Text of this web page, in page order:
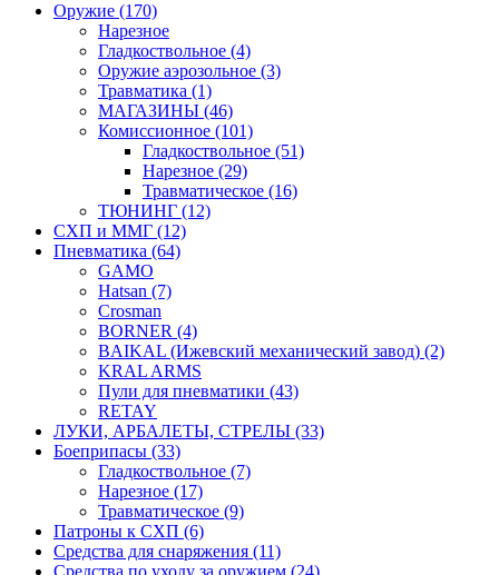
Оружие (170)
Нарезное
Гладкоствольное (4)
Оружие аэрозольное (3)
Травматика (1)
МАГАЗИНЫ (46)
Комиссионное (101)
Гладкоствольное (51)
Нарезное (29)
Травматическое (16)
ТЮНИНГ (12)
СХП и ММГ (12)
Пневматика (64)
GAMO
Hatsan (7)
Crosman
BORNER (4)
BAIKAL (Ижевский механический завод) (2)
KRAL ARMS
Пули для пневматики (43)
RETAY
ЛУКИ, АРБАЛЕТЫ, СТРЕЛЫ (33)
Боеприпасы (33)
Гладкоствольное (7)
Нарезное (17)
Травматическое (9)
Патроны к СХП (6)
Средства для снаряжения (11)
Средства по уходу за оружием (24)